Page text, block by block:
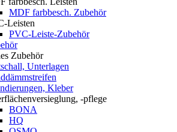
MDF farbbesch. Zubehör
Leisten
PVC-Leiste-Zubehör
Zubehör
Unterlagen
Kleber
-pflege
BONA
HQ